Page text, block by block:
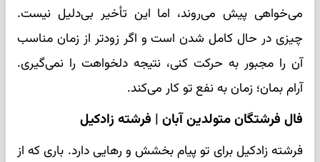
می‌خواهی پیش می‌روند، اما این تأخیر بی‌دلیل نیست.
چیزی در حال کامل شدن است و اگر زودتر از زمان مناسب
آن را مجبور به حرکت کنی، نتیجه دلخواهت را نمی‌گیری.
آرام بمان؛ زمان به نفع تو کار می‌کند.
فال فرشتگان متولدین آبان | فرشته زادکیل
فرشته زادکیل برای تو پیام بخشش و رهایی دارد. باری که از